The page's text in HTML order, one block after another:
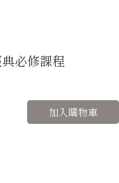
必修課程
加入購物車